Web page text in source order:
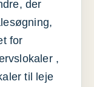
der
for
,
til leje